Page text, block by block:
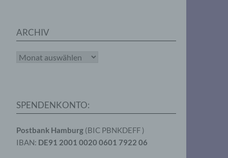
ARCHIV
Archiv
SPENDENKONTO:
Postbank Hamburg (BIC PBNKDEFF )
IBAN: DE91 2001 0020 0601 7922 06